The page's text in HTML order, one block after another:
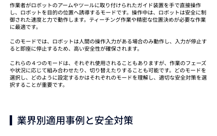
作業者がロボットのアームやツールに取り付けられたガイド装置を手で直接操作
し、ロボットを目的の位置へ誘導するモードです。操作中は、ロボットは安全に制
御された速度と力で動作します。ティーチング作業や精密な位置決めが必要な作業
に最適です。
このモードでは、ロボットは人間の操作入力がある場合のみ動作し、入力が停止す
ると即座に停止するため、高い安全性が確保されます。
これらの４つのモードは、それぞれ使用されることもありますが、作業のフェーズ
や状況に応じて組み合わせたり、切り替えたりすることも可能です。どのモードを
選択し、どのように設定するかはそれぞれのモードを理解し、適切な安全対策を選
択することが重要です。
業界別適用事例と安全対策